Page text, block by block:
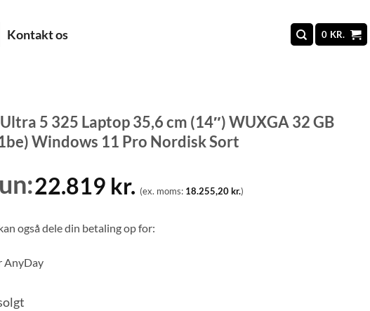
Kontakt os 0 KR.
5 325 Laptop 35,6 cm (14″) WUXGA 32 GB
Windows 11 Pro Nordisk Sort
22.819 kr. (ex. moms: 18.255,20kr.)
også dele din betaling op for:
AnyDay